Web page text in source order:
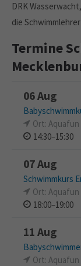
DRK
die
Termine
06 Aug
Ort:
14:30–15:30
07 Aug
Schwimmkurs
Ort:
18:00–19:00
11 Aug
Ort: